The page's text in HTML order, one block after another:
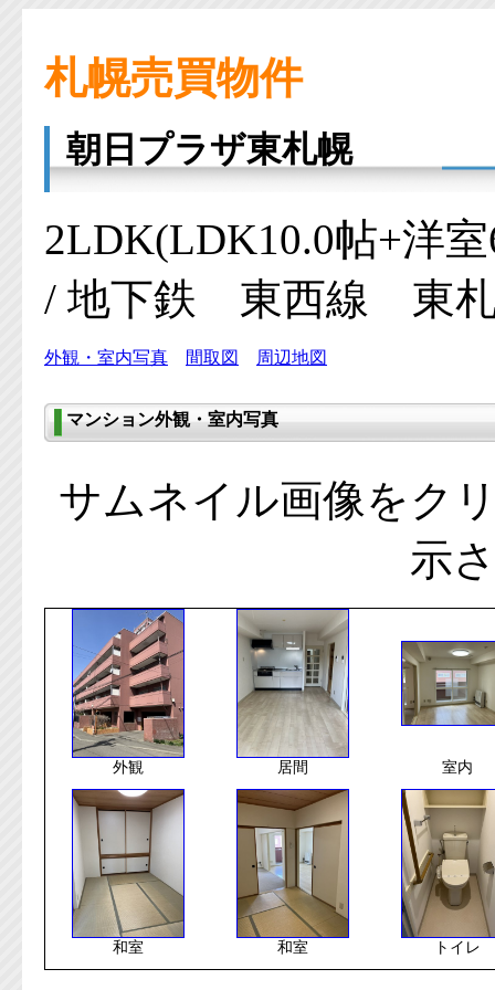
札幌売買物件
朝日プラザ東札幌
2LDK(LDK10.0帖+洋
/ 地下鉄 東西線 東札
外観・室内写真 間取図 周辺地図
マンション外観・室内写真
サムネイル画像をク
示
外観 居間 室内
和室 和室 トイレ